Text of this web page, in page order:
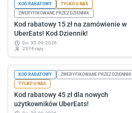
KOD RABATOWY
TYLKO U NAS
ZWERYFIKOWANE PRZEZ DZIENNIK
Kod rabatowy 15 zł na zamówienie w
UberEats! Kod Dziennik!
do 30.09.2026
2374 razy
KOD RABATOWY
ZWERYFIKOWANE PRZEZ DZIENNIK
TYLKO U NAS
Kod rabatowy 45 zł dla nowych
użytkowników UberEats!